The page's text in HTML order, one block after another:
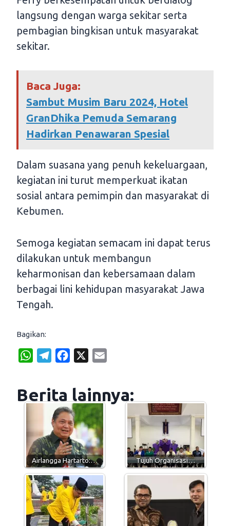
langsung dengan warga sekitar serta
pembagian bingkisan untuk masyarakat
sekitar.
Baca Juga:
Sambut Musim Baru 2024, Hotel
GranDhika Pemuda Semarang
Hadirkan Penawaran Spesial
Dalam suasana yang penuh kekeluargaan,
kegiatan ini turut memperkuat ikatan
sosial antara pemimpin dan masyarakat di
Kebumen.
Semoga kegiatan semacam ini dapat terus
dilakukan untuk membangun
keharmonisan dan kebersamaan dalam
berbagai lini kehidupan masyarakat Jawa
Tengah.
Bagikan:
W
t
p
p
e
g
r
a
m
e
b
o
o
k
i
Berita lainnya:
Airlangga Hartarto:… Tujuh Organisasi…